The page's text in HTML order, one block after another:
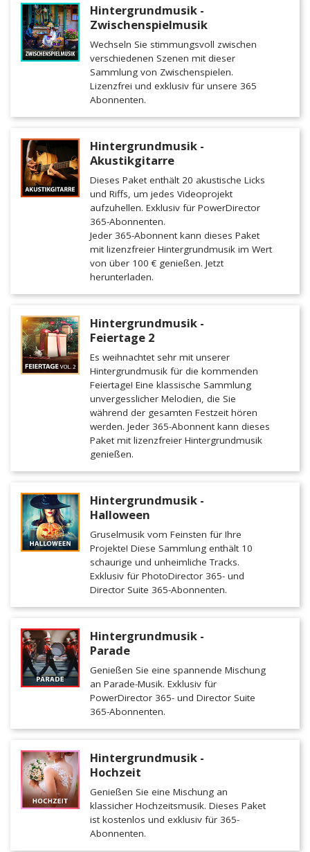
Hintergrundmusik -
Zwischenspielmusik
Wechseln Sie stimmungsvoll zwischen
verschiedenen Szenen mit dieser
Sammlung von Zwischenspielen.
Lizenzfrei und exklusiv für unsere 365
Abonnenten.
Hintergrundmusik -
Akustikgitarre
Dieses Paket enthält 20 akustische Licks
und Riffs, um jedes Videoprojekt
aufzuhellen. Exklusiv für PowerDirector
365-Abonnenten.
Jeder 365-Abonnent kann dieses Paket
mit lizenzfreier Hintergrundmusik im Wert
von über 100 € genießen. Jetzt
herunterladen.
Hintergrundmusik -
Feiertage 2
Es weihnachtet sehr mit unserer
Hintergrundmusik für die kommenden
Feiertage! Eine klassische Sammlung
unvergesslicher Melodien, die Sie
während der gesamten Festzeit hören
werden. Jeder 365-Abonnent kann dieses
Paket mit lizenzfreier Hintergrundmusik
genießen.
Hintergrundmusik -
Halloween
Gruselmusik vom Feinsten für Ihre
Projekte! Diese Sammlung enthält 10
schaurige und unheimliche Tracks.
Exklusiv für PhotoDirector 365- und
Director Suite 365-Abonnenten.
Hintergrundmusik -
Parade
Genießen Sie eine spannende Mischung
an Parade-Musik. Exklusiv für
PowerDirector 365- und Director Suite
365-Abonnenten.
Hintergrundmusik -
Hochzeit
Genießen Sie eine Mischung an
klassicher Hochzeitsmusik. Dieses Paket
ist kostenlos und exklusiv für 365-
Abonnenten.